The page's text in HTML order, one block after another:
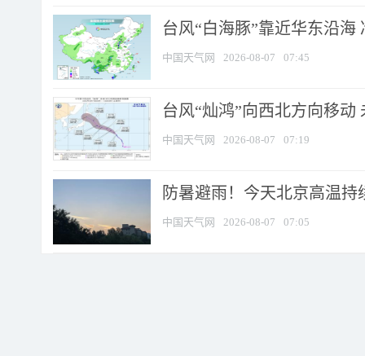
台风“白海豚”靠近华东沿
中国天气网 2026-08-07 07:45
台风“灿鸿”向西北方向移动
中国天气网 2026-08-07 07:19
防暑避雨！今天北京高温
中国天气网 2026-08-07 07:05